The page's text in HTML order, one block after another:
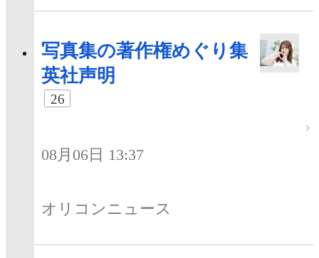
写真集の著作権めぐり集
英社声明
26
08月06日 13:37
オリコンニュース